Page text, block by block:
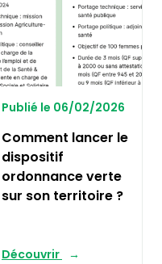
Publié le 06/02/2026
Comment lancer le
dispositif
ordonnance verte
sur son territoire ?
Découvrir